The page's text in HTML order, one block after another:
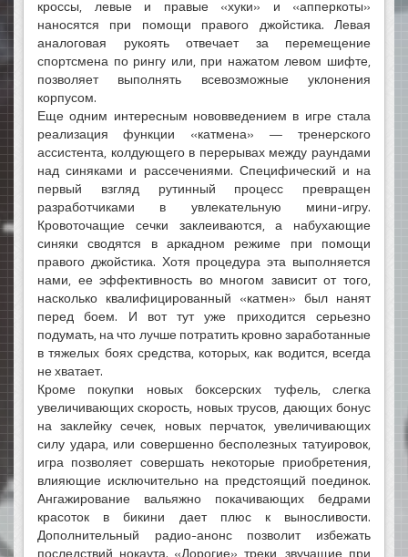
кроссы, левые и правые «хуки» и «апперкоты»
наносятся при помощи правого джойстика. Левая
аналоговая рукоять отвечает за перемещение
спортсмена по рингу или, при нажатом левом шифте,
позволяет выполнять всевозможные уклонения
корпусом.
Еще одним интересным нововведением в игре стала
реализация функции «катмена» — тренерского
ассистента, колдующего в перерывах между раундами
над синяками и рассечениями. Специфический и на
первый взгляд рутинный процесс превращен
разработчиками в увлекательную мини-игру.
Кровоточащие сечки заклеиваются, а набухающие
синяки сводятся в аркадном режиме при помощи
правого джойстика. Хотя процедура эта выполняется
нами, ее эффективность во многом зависит от того,
насколько квалифицированный «катмен» был нанят
перед боем. И вот тут уже приходится серьезно
подумать, на что лучше потратить кровно заработанные
в тяжелых боях средства, которых, как водится, всегда
не хватает.
Кроме покупки новых боксерских туфель, слегка
увеличивающих скорость, новых трусов, дающих бонус
на заклейку сечек, новых перчаток, увеличивающих
силу удара, или совершенно бесполезных татуировок,
игра позволяет совершать некоторые приобретения,
влияющие исключительно на предстоящий поединок.
Ангажирование вальяжно покачивающих бедрами
красоток в бикини дает плюс к выносливости.
Дополнительный радио-анонс позволит избежать
последствий нокаута. «Дорогие» треки, звучащие при